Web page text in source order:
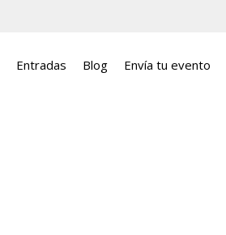
Entradas Blog Envía tu evento